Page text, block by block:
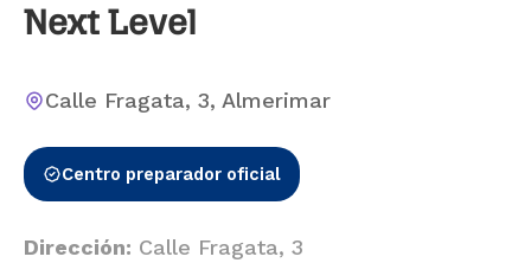
Next Level
Calle Fragata, 3, Almerimar
Centro preparador oficial
Dirección: Calle Fragata, 3